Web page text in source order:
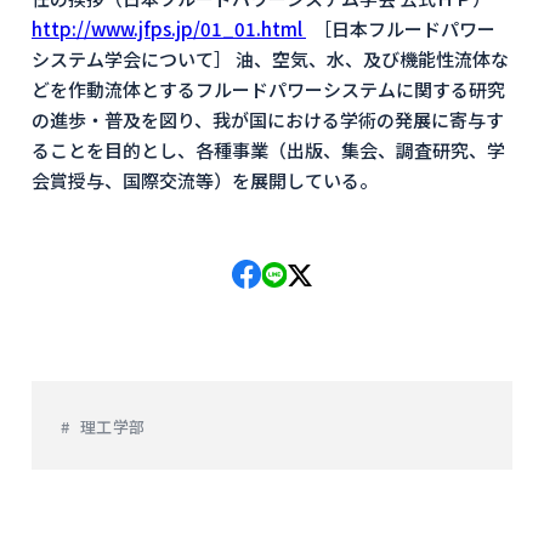
http://www.jfps.jp/01_01.html
［日本フルードパワー
システム学会について］ 油、空気、水、及び機能性流体な
どを作動流体とするフルードパワーシステムに関する研究
の進歩・普及を図り、我が国における学術の発展に寄与す
ることを目的とし、各種事業（出版、集会、調査研究、学
会賞授与、国際交流等）を展開している。
理工学部